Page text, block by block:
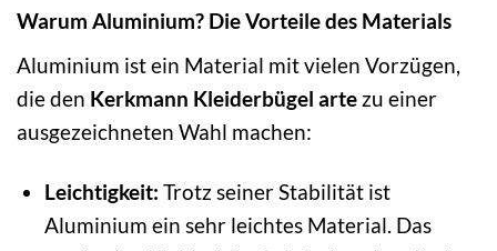
Warum Aluminium? Die Vorteile des Materials
Aluminium ist ein Material mit vielen Vorzügen,
die den Kerkmann Kleiderbügel arte zu einer
ausgezeichneten Wahl machen:
Leichtigkeit: Trotz seiner Stabilität ist
Aluminium ein sehr leichtes Material. Das